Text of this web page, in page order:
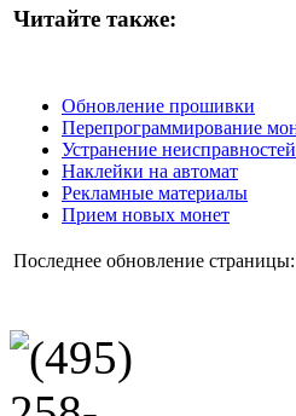
Читайте также:
Обновление прошивки
Перепрограммирование
Устранение неисправностей
Наклейки на автомат
Рекламные материалы
Прием новых монет
Последнее обновление